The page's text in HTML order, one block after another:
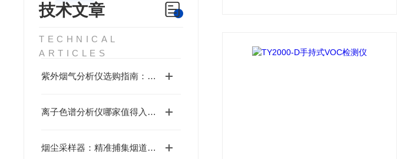
技术文章
TECHNICAL
ARTICLES
紫外烟气分析仪选购指南：你关心的8个核心问题详解
离子色谱分析仪哪家值得入手？品牌梳理与国产替代可行性探讨
烟尘采样器：精准捕集烟道“隐形杀手”，筑牢固定源排放监管防线